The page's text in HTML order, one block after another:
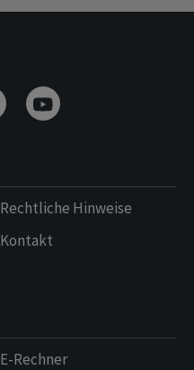
Rechtliche Hinweise
Kontakt
E-Rechner